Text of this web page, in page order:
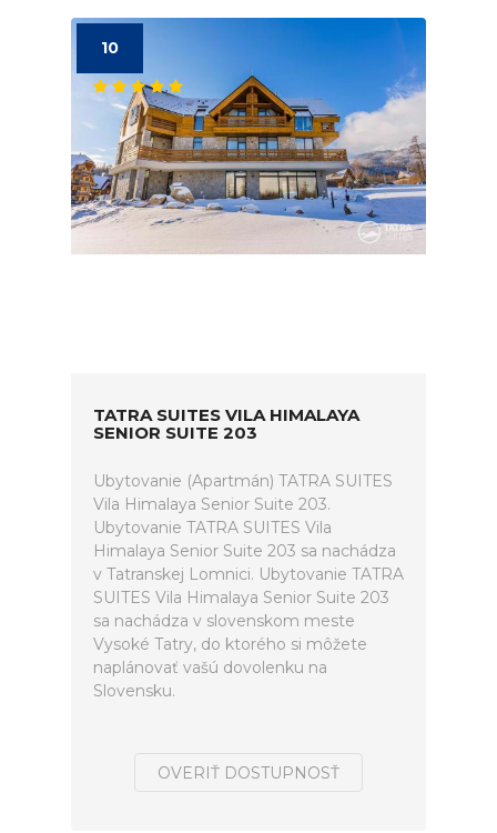
10
TATRA SUITES VILA HIMALAYA
SENIOR SUITE 203
Ubytovanie (Apartmán) TATRA SUITES
Vila Himalaya Senior Suite 203.
Ubytovanie TATRA SUITES Vila
Himalaya Senior Suite 203 sa nachádza
v Tatranskej Lomnici. Ubytovanie TATRA
SUITES Vila Himalaya Senior Suite 203
sa nachádza v slovenskom meste
Vysoké Tatry, do ktorého si môžete
naplánovať vašú dovolenku na
Slovensku.
OVERIŤ DOSTUPNOSŤ